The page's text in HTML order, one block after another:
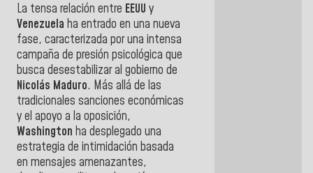
La tensa relación entre EEUU y
Venezuela ha entrado en una nueva
fase, caracterizada por una intensa
campaña de presión psicológica que
busca desestabilizar al gobierno de
Nicolás Maduro. Más allá de las
tradicionales sanciones económicas
y el apoyo a la oposición,
Washington ha desplegado una
estrategia de intimidación basada
en mensajes amenazantes,